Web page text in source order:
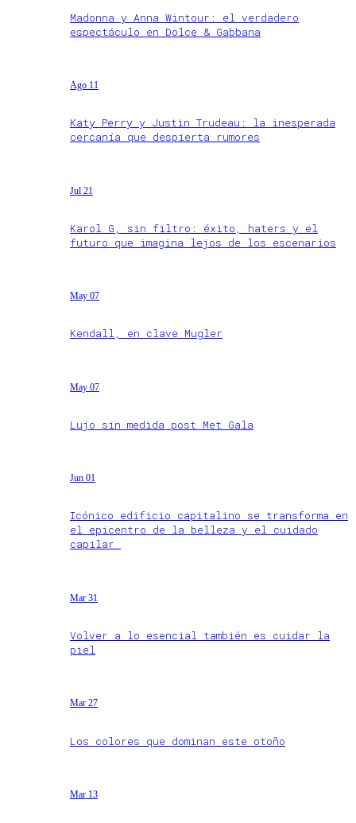
Madonna y Anna Wintour: el verdadero
espectáculo en Dolce & Gabbana
Ago 11
Katy Perry y Justin Trudeau: la inesperada
cercanía que despierta rumores
Jul 21
Karol G, sin filtro: éxito, haters y el
futuro que imagina lejos de los escenarios
May 07
Kendall, en clave Mugler
May 07
Lujo sin medida post Met Gala
Jun 01
Icónico edificio capitalino se transforma en
el epicentro de la belleza y el cuidado
capilar
Mar 31
Volver a lo esencial también es cuidar la
piel
Mar 27
Los colores que dominan este otoño
Mar 13